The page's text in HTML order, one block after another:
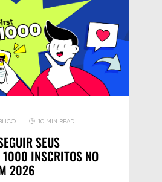
10 MIN READ
SEUS
INSCRITOS NO
2026